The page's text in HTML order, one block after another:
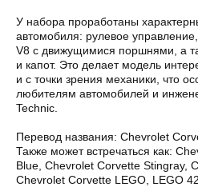
У набора проработаны
автомобиля: рулевое
V8 с движущимися поршнями, а
и капот. Это делает модель
и с точки зрения механики, что
любителям автомобилей и
Technic.
Перевод названия: Chevrolet
Также может встречаться как:
Blue, Chevrolet Corvette Stingray,
Chevrolet Corvette LEGO, LEGO
Оплата
Оплатите сегодня 25%
картой любого банка,
платежами раз в